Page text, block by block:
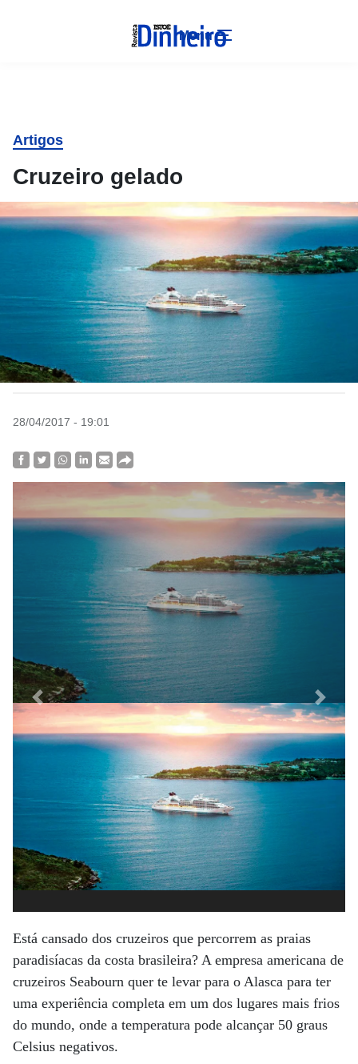
Menu
Artigos
Cruzeiro gelado
28/04/2017 - 19:01
Previous Next
Está cansado dos cruzeiros que percorrem as praias
paradisíacas da costa brasileira? A empresa americana de
cruzeiros Seabourn quer te levar para o Alasca para ter
uma experiência completa em um dos lugares mais frios
do mundo, onde a temperatura pode alcançar 50 graus
Celsius negativos.